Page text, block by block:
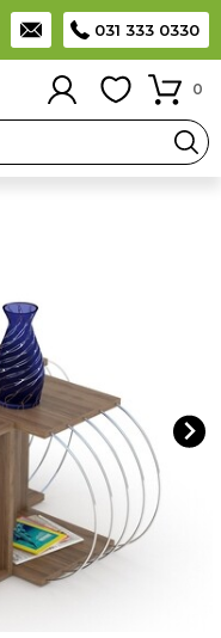
Taxă de livrare 11,99
031 333 0330
0